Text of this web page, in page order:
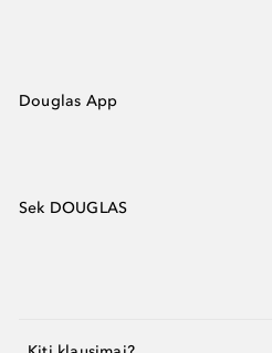
Douglas App
Sek DOUGLAS